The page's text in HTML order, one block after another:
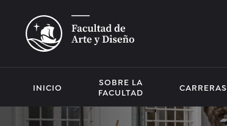
INICIO
SOBRE LA
FACULTAD
CARRERAS